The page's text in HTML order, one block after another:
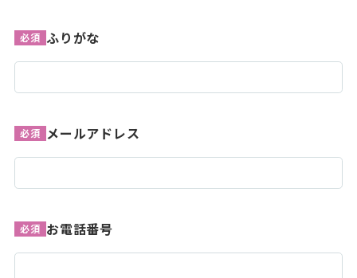
必須 ふりがな
必須 メールアドレス
必須 お電話番号